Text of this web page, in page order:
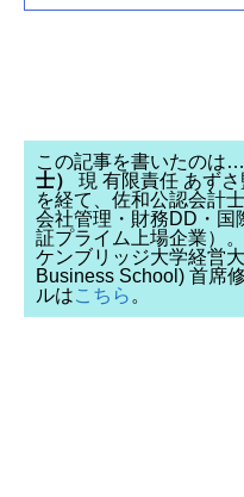
この記事を書いたのは…
士）
現 有限責任 あず
を経て、佐和公認会計
会社管理・財務DD・国
証プライム上場企業）
ケンブリッジ大学経営
Business School) 首席
ルはこちら。